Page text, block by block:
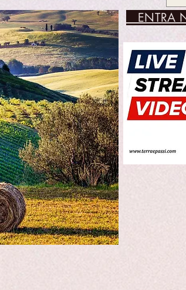
ENTRA